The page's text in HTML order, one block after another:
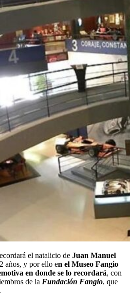
el natalicio de Juan Manuel
años, y por ello en el Museo Fangio
en donde se lo recordará, con
de la Fundación Fangio, que
.